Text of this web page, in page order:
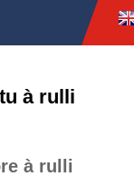
à rulli
à rulli